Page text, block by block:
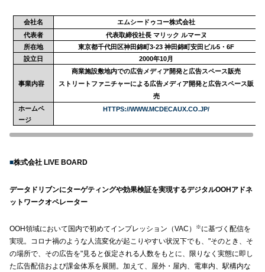
会社名
エムシードゥコー株式会社
代表者
代表取締役社長 マリック ルマーヌ
所在地
東京都千代田区神田錦町3-23神田錦町安田ビル5 ・6F
設立日
2000年10月
事業内容
商業施設敷地内での広告メディア開発と広告スペース販売
ストリートファニチャーによる広告メディア開発と広告スペース販
売
ホームペ
ージ
HTTPS://WWW.MCDECAUX.CO.JP/
■株式会社 LIVE BOARD
データドリブンにターゲティングや効果検証を実現するデジタルOOH アドネ
ットワークオペレーター
OOH領域において国内で初めてインプレッション（VAC ） ※ に基づく配信を
実現。コロナ禍のような人流変化が起こりやすい状況下でも、 "そのとき、そ
の場所で、その広告を"見ると仮定される人数をもとに、限りなく実態に即し
た広告配信および課金体系を展開。加えて、屋外・屋内、電車内、駅構内な